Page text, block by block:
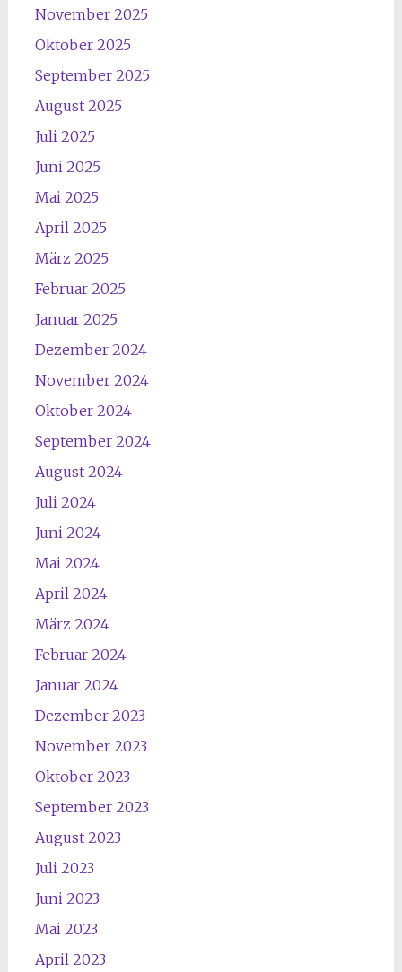
November 2025
Oktober 2025
September 2025
August 2025
Juli 2025
Juni 2025
Mai 2025
April 2025
März 2025
Februar 2025
Januar 2025
Dezember 2024
November 2024
Oktober 2024
September 2024
August 2024
Juli 2024
Juni 2024
Mai 2024
April 2024
März 2024
Februar 2024
Januar 2024
Dezember 2023
November 2023
Oktober 2023
September 2023
August 2023
Juli 2023
Juni 2023
Mai 2023
April 2023